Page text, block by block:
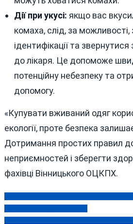
Дії при укусі: якщо вас
комаха, слід, за можливості,
ідентифікації та
до лікаря. Це допоможе
потенційну небезпеку та
допомогу.
«Купувати вживаний одяг
екології, проте безпека
Дотримання простих правил
неприємностей і зберегти
фахівці Вінницького ОЦКПХ.
Навігація
записів